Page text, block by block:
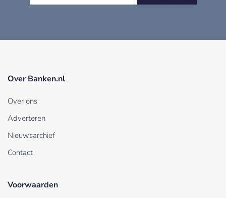
Over Banken.nl
Over ons
Adverteren
Nieuwsarchief
Contact
Voorwaarden